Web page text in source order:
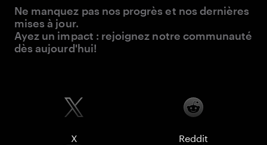
Ne manquez pas nos progrès et nos dernières
mises à jour.
Ayez un impact : rejoignez notre communauté
dès aujourd'hui!
X Reddit